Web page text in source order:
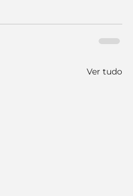
Ver tudo